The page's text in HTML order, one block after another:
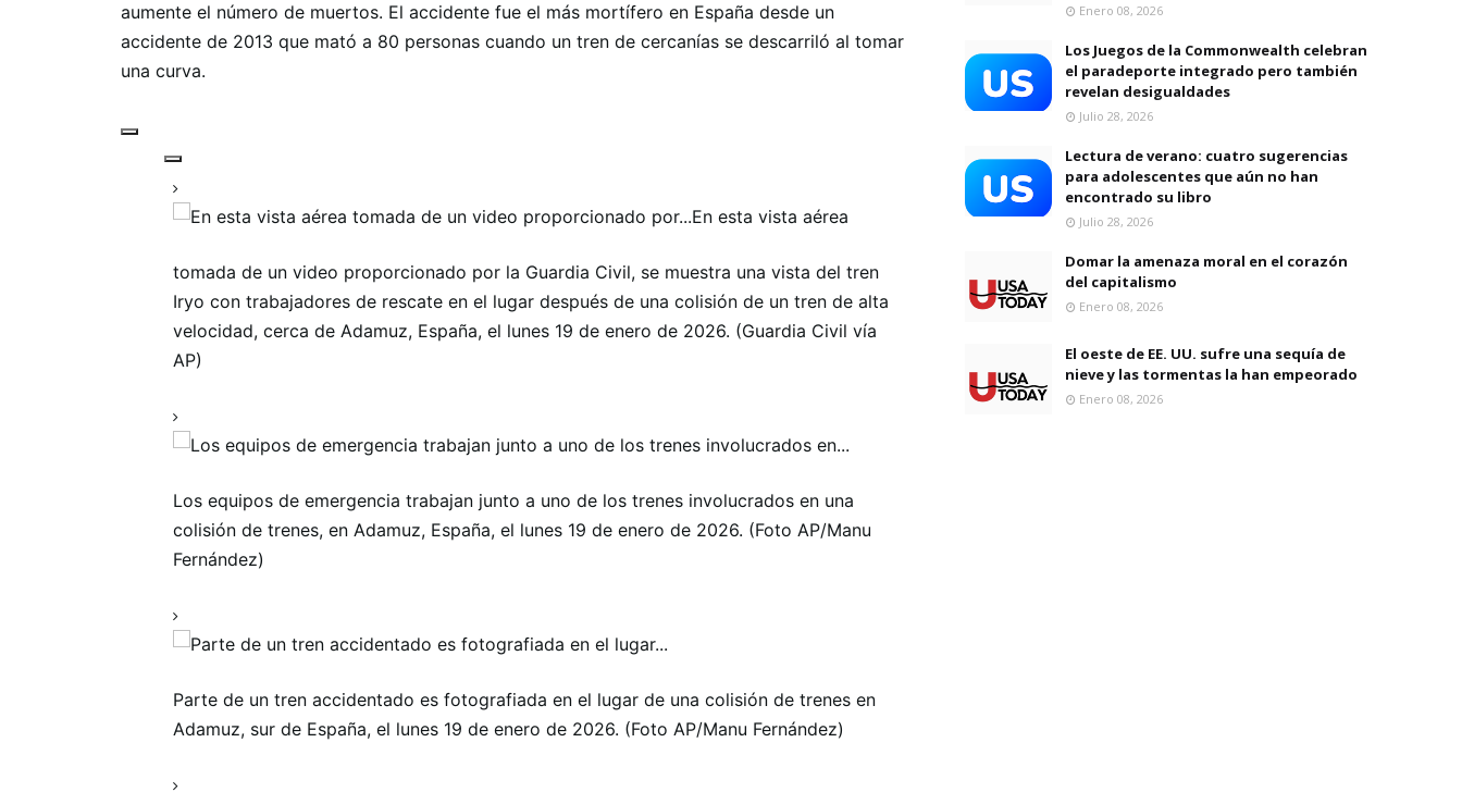
aumente el número de muertos. El accidente fue el más mortífero en España desde un
accidente de 2013 que mató a 80 personas cuando un tren de cercanías se descarriló al tomar
una curva.
En esta vista aérea
tomada de un video proporcionado por la Guardia Civil, se muestra una vista del tren
Iryo con trabajadores de rescate en el lugar después de una colisión de un tren de alta
velocidad, cerca de Adamuz, España, el lunes 19 de enero de 2026. (Guardia Civil vía
AP)
Los equipos de emergencia trabajan junto a uno de los trenes involucrados en una
colisión de trenes, en Adamuz, España, el lunes 19 de enero de 2026. (Foto AP/Manu
Fernández)
Parte de un tren accidentado es fotografiada en el lugar de una colisión de trenes en
Adamuz, sur de España, el lunes 19 de enero de 2026. (Foto AP/Manu Fernández)
Enero 08, 2026
Los Juegos de la Commonwealth celebran
el paradeporte integrado pero también
revelan desigualdades
Julio 28, 2026
Lectura de verano: cuatro sugerencias
para adolescentes que aún no han
encontrado su libro
Julio 28, 2026
Domar la amenaza moral en el corazón
del capitalismo
Enero 08, 2026
El oeste de EE. UU. sufre una sequía de
nieve y las tormentas la han empeorado
Enero 08, 2026